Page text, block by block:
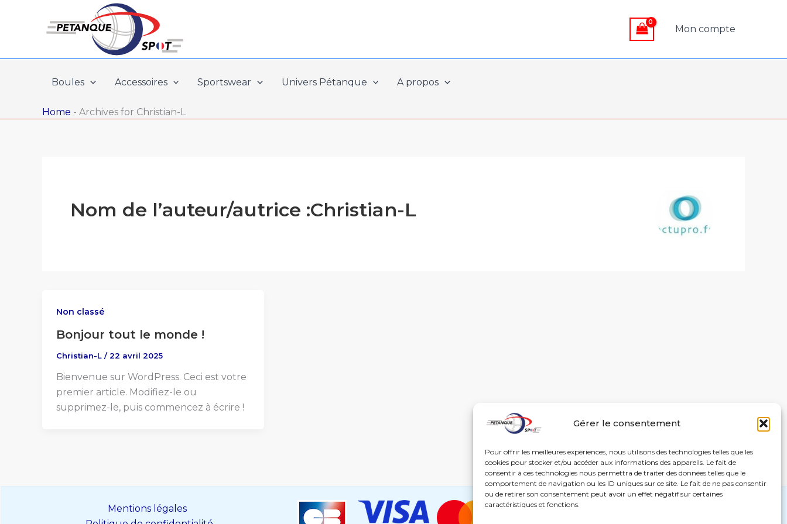
Gérer le consentement
Pour offrir les meilleures expériences, nous utilisons des technologies telles que les
cookies pour stocker et/ou accéder aux informations des appareils. Le fait de
consentir à ces technologies nous permettra de traiter des données telles que le
comportement de navigation ou les ID uniques sur ce site. Le fait de ne pas consentir
ou de retirer son consentement peut avoir un effet négatif sur certaines
caractéristiques et fonctions.
Mon compte
Boules Accessoires Sportswear Univers Pétanque A propos
Home - Archives for Christian-L
Nom de l’auteur/autrice :Christian-L
Non classé
Bonjour tout le monde !
Christian-L /22 avril 2025
Bienvenue sur WordPress. Ceci est votre
premier article. Modifiez-le ou
supprimez-le, puis commencez à écrire !
Mentions légales
PETANQUE SPOT – Qui sommes-nous ?
Charte éthique et environnementale